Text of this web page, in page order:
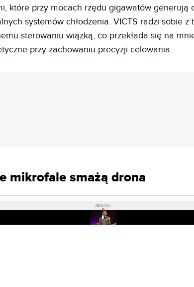
które przy mocach rzędu gigawatów generują
systemów chłodzenia. VICTS radzi sobie z
sterowaniu wiązką, co przekłada się na
przy zachowaniu precyzji celowania.
mikrofale smażą drona
REKLAMA
Play